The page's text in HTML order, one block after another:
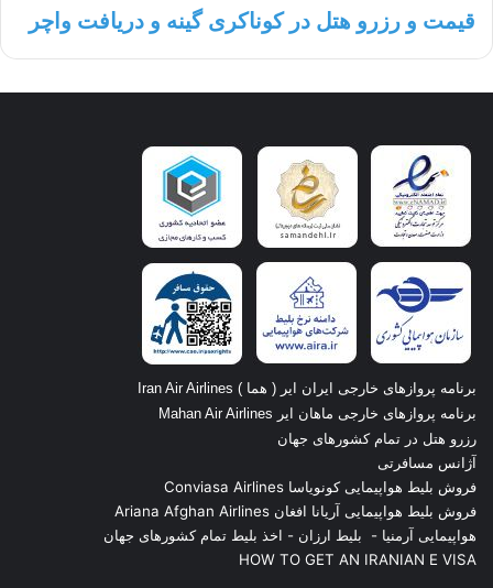
قیمت و رزرو هتل در کوناکری گینه و دریافت واچر
برنامه پروازهای خارجی ایران ایر ( هما ) Iran Air Airlines
برنامه پروازهای خارجی ماهان ایر Mahan Air Airlines
رزرو هتل در تمام کشورهای جهان
آژانس مسافرتی
فروش بلیط هواپیمایی کونویاسا Conviasa Airlines
فروش بلیط هواپیمایی آریانا افغان Ariana Afghan Airlines
هواپیمایی آرمنیا - بلیط ارزان - اخذ بلیط تمام کشورهای جهان
HOW TO GET AN IRANIAN E VISA